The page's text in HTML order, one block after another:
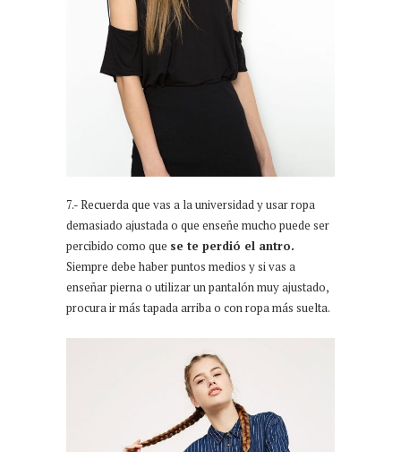
7.- Recuerda que vas a la universidad y usar ropa
demasiado ajustada o que enseñe mucho puede ser
percibido como que se te perdió el antro.
Siempre debe haber puntos medios y si vas a
enseñar pierna o utilizar un pantalón muy ajustado,
procura ir más tapada arriba o con ropa más suelta.